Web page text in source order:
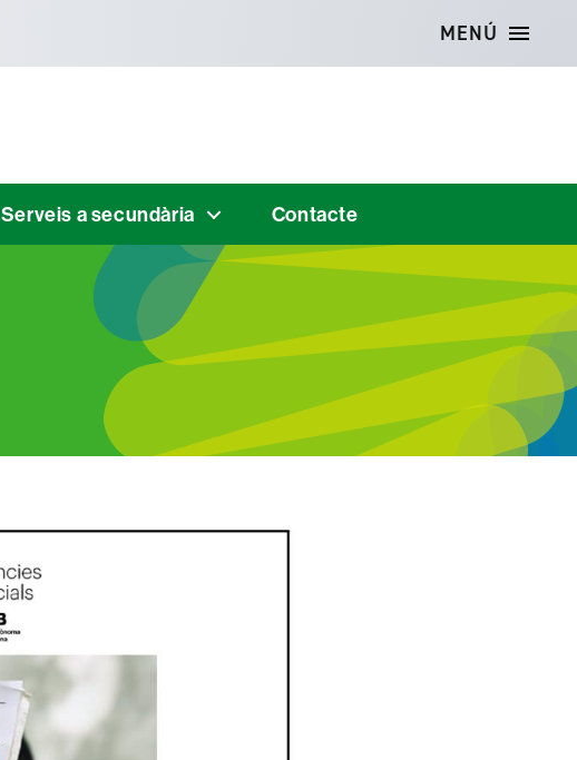
MENÚ
Serveis a secundària Contacte